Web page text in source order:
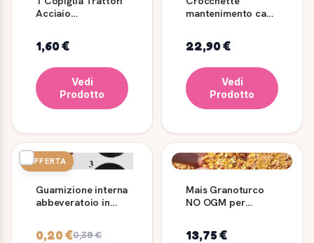
Acciaio
8 mm - Lung 150
mm
1,60 €
Vedi
Prodotto
mantenimento cane
22,90 €
Vedi
Prodotto
OFFERTA
Guarnizione interna
abbeveratoio in
0,20 €0,39 €
Mais Granoturco
NO OGM per
13,75 €